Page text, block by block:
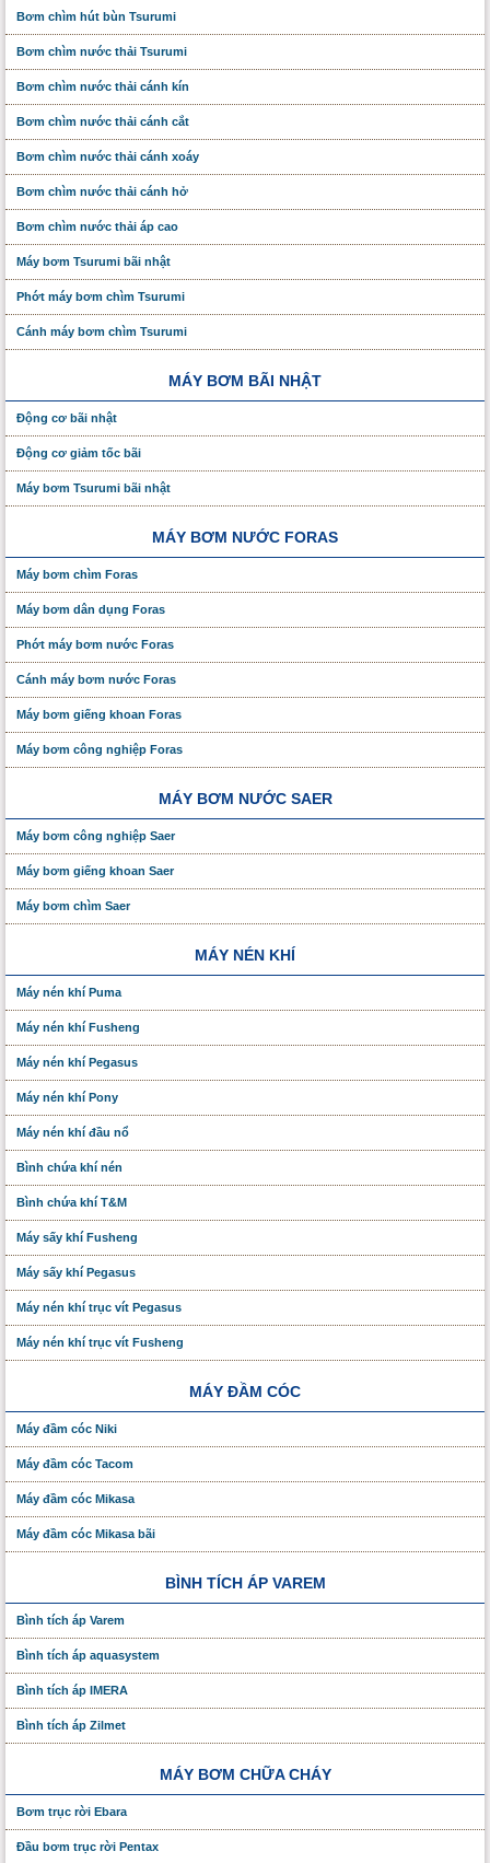
Bơm chìm hút bùn Tsurumi
Bơm chìm nước thải Tsurumi
Bơm chìm nước thải cánh kín
Bơm chìm nước thải cánh cắt
Bơm chìm nước thải cánh xoáy
Bơm chìm nước thải cánh hở
Bơm chìm nước thải áp cao
Máy bơm Tsurumi bãi nhật
Phớt máy bơm chìm Tsurumi
Cánh máy bơm chìm Tsurumi
MÁY BƠM BÃI NHẬT
Động cơ bãi nhật
Động cơ giảm tốc bãi
Máy bơm Tsurumi bãi nhật
MÁY BƠM NƯỚC FORAS
Máy bơm chìm Foras
Máy bơm dân dụng Foras
Phớt máy bơm nước Foras
Cánh máy bơm nước Foras
Máy bơm giếng khoan Foras
Máy bơm công nghiệp Foras
MÁY BƠM NƯỚC SAER
Máy bơm công nghiệp Saer
Máy bơm giếng khoan Saer
Máy bơm chìm Saer
MÁY NÉN KHÍ
Máy nén khí Puma
Máy nén khí Fusheng
Máy nén khí Pegasus
Máy nén khí Pony
Máy nén khí đầu nổ
Bình chứa khí nén
Bình chứa khí T&M
Máy sấy khí Fusheng
Máy sấy khí Pegasus
Máy nén khí trục vít Pegasus
Máy nén khí trục vít Fusheng
MÁY ĐẦM CÓC
Máy đầm cóc Niki
Máy đầm cóc Tacom
Máy đầm cóc Mikasa
Máy đầm cóc Mikasa bãi
BÌNH TÍCH ÁP VAREM
Bình tích áp Varem
Bình tích áp aquasystem
Bình tích áp IMERA
Bình tích áp Zilmet
MÁY BƠM CHỮA CHÁY
Bơm trục rời Ebara
Đầu bơm trục rời Pentax